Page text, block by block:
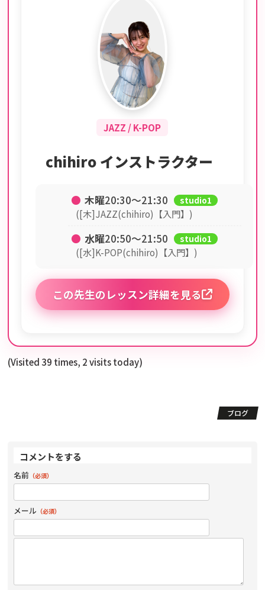
JAZZ / K-POP
chihiro インストラクター
● 木曜20:30〜21:30 studio1
([木]JAZZ(chihiro)【入門】)
● 水曜20:50〜21:50 studio1
([水]K-POP(chihiro)【入門】)
この先生のレッスン詳細を見る
(Visited 39 times, 2 visits today)
ブログ
コメントをする
名前 （必須）
メール （必須）